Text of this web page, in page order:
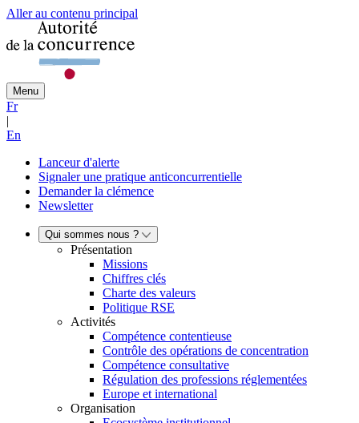
Aller au contenu principal
Menu
Fr
|
En
Lanceur d'alerte
Signaler une pratique anticoncurrentielle
Demander la clémence
Newsletter
Qui sommes nous ?
Présentation
Missions
Chiffres clés
Charte des valeurs
Politique RSE
Activités
Compétence contentieuse
Contrôle des opérations de concentration
Compétence consultative
Régulation des professions réglementées
Europe et international
Organisation